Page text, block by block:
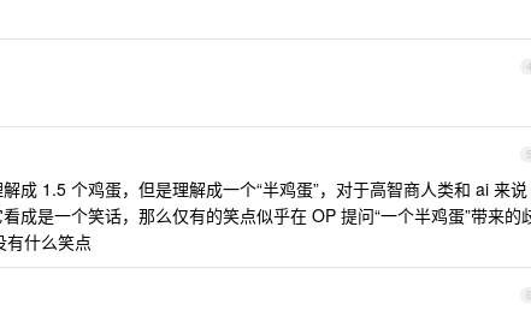
4
5
成 1.5 个鸡蛋，但是理解成一个“半鸡蛋”，对于高智商人类和 ai 来说
成是一个笑话，那么仅有的笑点似乎在 OP 提问“一个半鸡蛋”带来的
有什么笑点
6